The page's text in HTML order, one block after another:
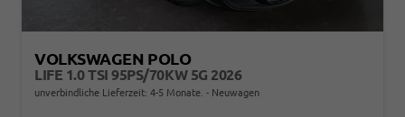
VOLKSWAGEN POLO
LIFE 1.0 TSI 95PS/70KW 5G 2026
unverbindliche Lieferzeit: 4-5 Monate. Neuwagen